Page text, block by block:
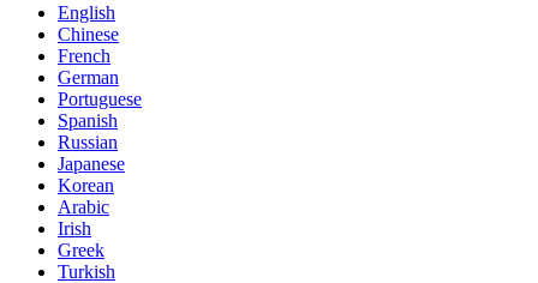
English
Chinese
French
German
Portuguese
Spanish
Russian
Japanese
Korean
Arabic
Irish
Greek
Turkish